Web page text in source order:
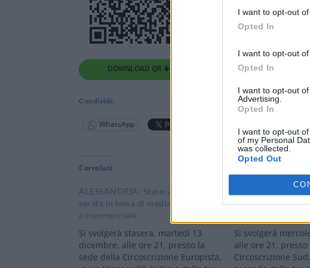
I want to opt-out
Opted In
I want to opt-out
Opted In
I want to opt-out
Advertising.
Opted In
I want to opt-out
of my Personal
was collected.
Opted Out
DOWNLOAD QR 🠋
Condividi:
WhatsApp
Correlati
ALESSANDRIA: Stasera l’ultima
serata in tema di mediazione civile
e commerciale
Si svolgerà stasera, martedì 13
dicembre, alle ore 21, presso la
sede della Circoscrizione Europista,
seconda delle tre
Si svolgerà
alle ore 21,
Circoscrizione